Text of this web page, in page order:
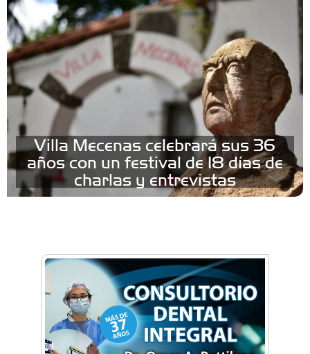
Villa Mecenas celebrará sus 36
años con un festival de 18 días de
charlas y entrevistas